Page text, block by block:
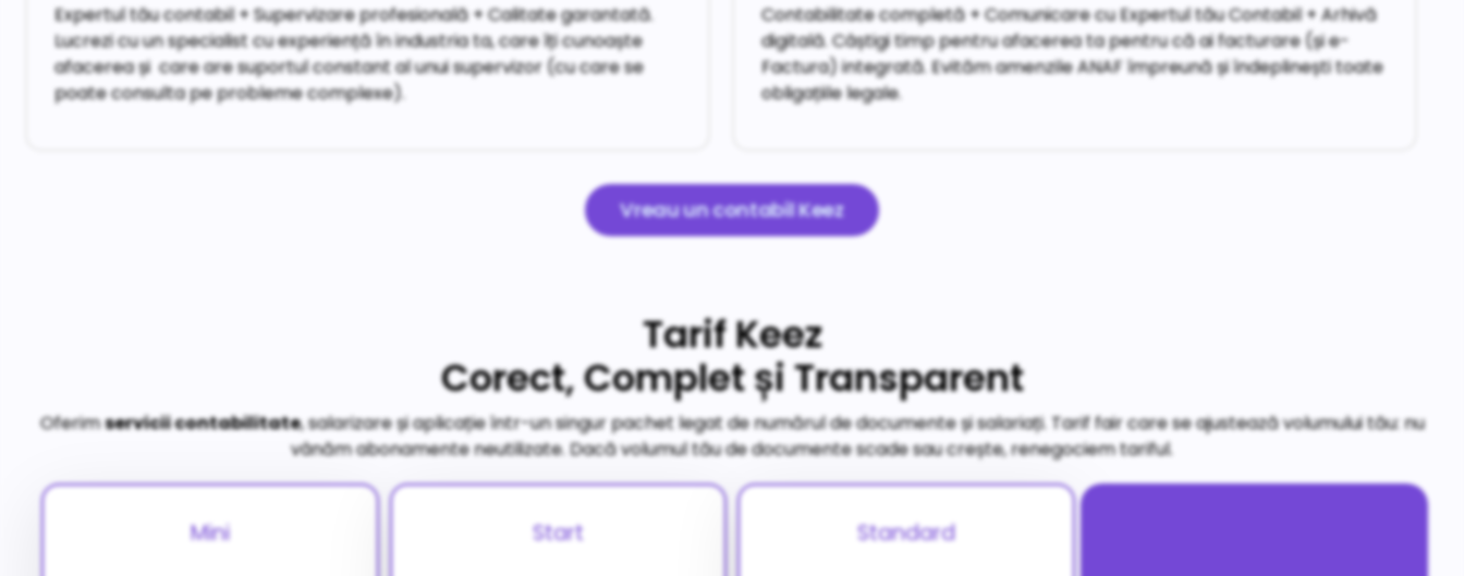
Expertul tău contabil + Supervizare profesională + Calitate garantată.
Lucrezi cu un specialist cu experiență în industria ta, care îți cunoaște
afacerea și care are suportul constant al unui supervizor (cu care se
poate consulta pe probleme complexe).
Contabilitate completă + Comunicare cu Expertul tău Contabil + Arhivă
digitală. Câștigi timp pentru afacerea ta pentru că ai facturare (și e-
Factura) integrată. Evităm amenzile ANAF împreună și îndeplinești toate
obligațiile legale.
Vreau un contabil Keez
Tarif Keez
Corect, Complet și Transparent
Oferimservicii contabilitate, salarizare și aplicație într-un singur pachet legat de numărul de documente și salariați. Tarif fair care se ajustează volumului tău: nu
vânăm abonamente neutilizate. Dacă volumul tău de documente scade sau crește, renegociem tariful.
Mini Start Standard